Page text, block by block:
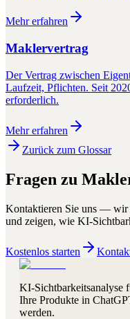
Mehr erfahren
Maklervertrag
Der Vertrag zwischen
Laufzeit, Pflichten. Seit
erforderlich.
Mehr erfahren
Zurück zum Glossar
Fragen zu
Kontaktieren Sie uns — wir
und zeigen, wie KI-
Kostenlos starten
KI-Sichtbarkeitsanalyse
Ihre Produkte in
werden.